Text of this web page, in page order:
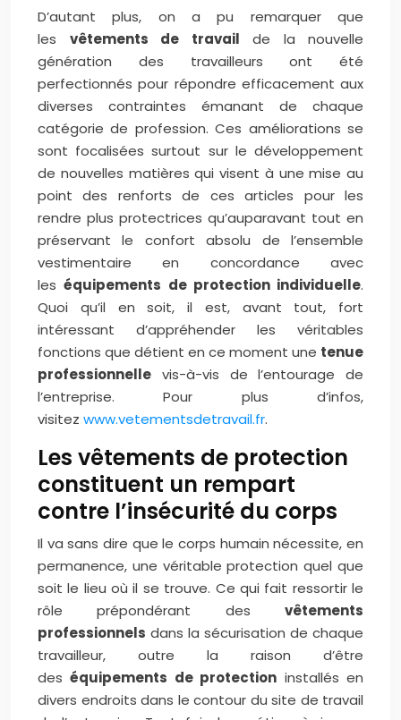
D’autant plus, on a pu remarquer que
les vêtements de travail de la nouvelle
génération des travailleurs ont été
perfectionnés pour répondre efficacement aux
diverses contraintes émanant de chaque
catégorie de profession. Ces améliorations se
sont focalisées surtout sur le développement
de nouvelles matières qui visent à une mise au
point des renforts de ces articles pour les
rendre plus protectrices qu’auparavant tout en
préservant le confort absolu de l’ensemble
vestimentaire en concordance avec
leséquipements de protection individuelle.
Quoi qu’il en soit, il est, avant tout, fort
intéressant d’appréhender les véritables
fonctions que détient en ce moment une tenue
professionnelle vis-à-vis de l’entourage de
l’entreprise. Pour plus d’infos,
visitez www.vetementsdetravail.fr.
Les vêtements de protection
constituent un rempart
contre l’insécurité du corps
Il va sans dire que le corps humain nécessite, en
permanence, une véritable protection quel que
soit le lieu où il se trouve. Ce qui fait ressortir le
rôle prépondérant des vêtements
professionnels dans la sécurisation de chaque
travailleur, outre la raison d’être
deséquipements de protection installés en
divers endroits dans le contour du site de travail